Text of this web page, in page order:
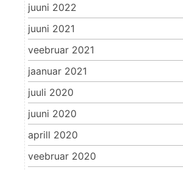
juuni 2022
juuni 2021
veebruar 2021
jaanuar 2021
juuli 2020
juuni 2020
aprill 2020
veebruar 2020